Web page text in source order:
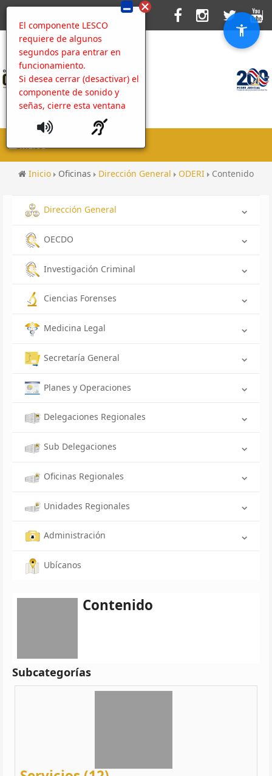
El componente LESCO
requiere de algunos
segundos para entrar en
funcionamiento.
Si desea cerrar (desactivar) el
componente de sonido y
señas, cierre esta ventana
MENU
Inicio Oficinas Dirección General ODERI Contenido
Dirección General
OECDO
Investigación Criminal
Ciencias Forenses
Medicina Legal
Secretaría General
Planes y Operaciones
Delegaciones Regionales
Sub Delegaciones
Oficinas Regionales
Unidades Regionales
Administración
Ubícanos
Contenido
Subcategorías